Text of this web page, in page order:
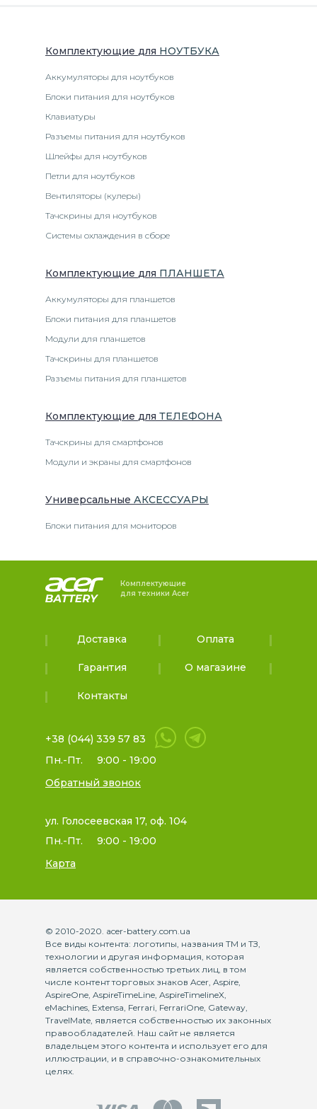
Комплектующие для НОУТБУКА
Аккумуляторы для ноутбуков
Блоки питания для ноутбуков
Клавиатуры
Разъемы питания для ноутбуков
Шлейфы для ноутбуков
Петли для ноутбуков
Вентиляторы (кулеры)
Тачскрины для ноутбуков
Системы охлаждения в сборе
Комплектующие для ПЛАНШЕТА
Аккумуляторы для планшетов
Блоки питания для планшетов
Модули для планшетов
Тачскрины для планшетов
Разъемы питания для планшетов
Комплектующие для ТЕЛЕФОНА
Тачскрины для смартфонов
Модули и экраны для смартфонов
Универсальные АКСЕССУАРЫ
Блоки питания для мониторов
Комплектующие
для техники Acer
Доставка Оплата
Гарантия О магазине
Контакты
+38 (044) 339 57 83
Пн.-Пт.
9:00 - 19:00
Обратный звонок
ул. Голосеевская 17, оф. 104
Пн.-Пт.
9:00 - 19:00
Карта
© 2010-2020. acer-battery.com.ua
Все виды контента: логотипы, названия ТМ и ТЗ,
технологии и другая информация, которая
является собственностью третьих лиц, в том
числе контент торговых знаков Acer, Aspire,
AspireOne, AspireTimeLine, AspireTimelineX,
eMachines, Extensa, Ferrari, FerrariOne, Gateway,
TravelMate, является собственностью их законных
правообладателей. Наш сайт не является
владельцем этого контента и использует его для
иллюстрации, и в справочно-ознакомительных
целях.